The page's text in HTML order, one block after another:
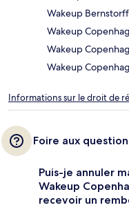
Wakeup
Wakeup
Wakeup
Wakeup
Informations sur le droit de
Foire aux
Puis-je annuler
Wakeup
recevoir un